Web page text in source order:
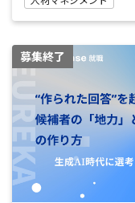
募集終了